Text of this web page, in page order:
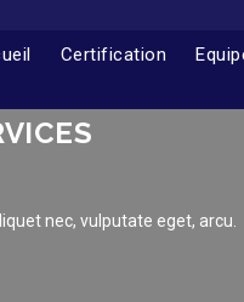
Certification
nec, vulputate eget, arcu.